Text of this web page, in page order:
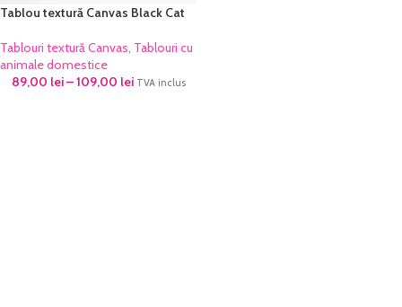
Tablou textură Canvas Black Cat
Tablouri textură Canvas, Tablouri cu
animale domestice
89,00 lei–109,00 lei TVA inclus